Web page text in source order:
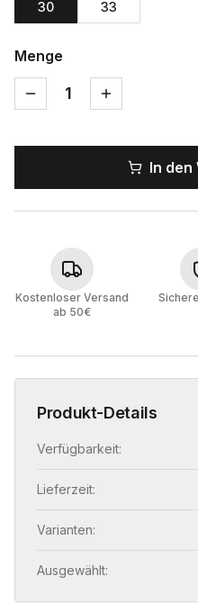
30 33
Menge
1
In den
Kostenloser Versand
ab 50€
Produkt-Details
Verfügbarkeit:
Lieferzeit:
Varianten:
Ausgewählt: